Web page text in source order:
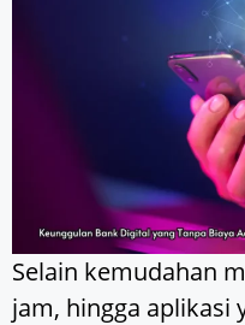
Selain kemudahan
jam, hingga aplikasi